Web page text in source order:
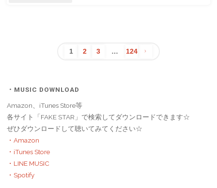
ア
イ
プ
稿
の
1 2 3 … 124
・MUSIC DOWNLOAD
Amazon、iTunes Store等
各サイト「FAKE STAR」で検索してダウンロードできます☆
ぜひダウンロードして聴いてみてください☆
・Amazon
・iTunes Store
・LINE MUSIC
・Spotify